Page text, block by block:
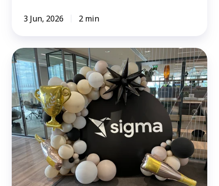
3 Jun, 2026 2 min
Onze
2-
daagse
Sigma
Training
in
Londen